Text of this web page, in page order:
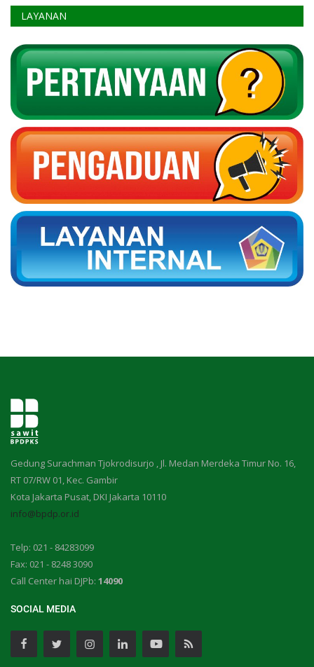
LAYANAN
Gedung Surachman Tjokrodisurjo , Jl. Medan Merdeka Timur No. 16,
RT 07/RW 01, Kec. Gambir
Kota Jakarta Pusat, DKI Jakarta 10110
info@bpdp.or.id
Telp: 021 - 84283099
Fax: 021 - 8248 3090
Call Center hai DJPb: 14090
SOCIAL MEDIA